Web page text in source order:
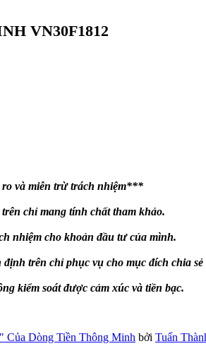
VN30F1812
và miễn trừ trách nhiệm***
chỉ mang tính chất tham khảo.
nhiệm cho khoản đầu tư của mình.
trên chỉ phục vụ cho mục đích chia
kiểm soát được cảm xúc và tiền bạc.
Của Dòng Tiền Thông Minh bởi Tuấn